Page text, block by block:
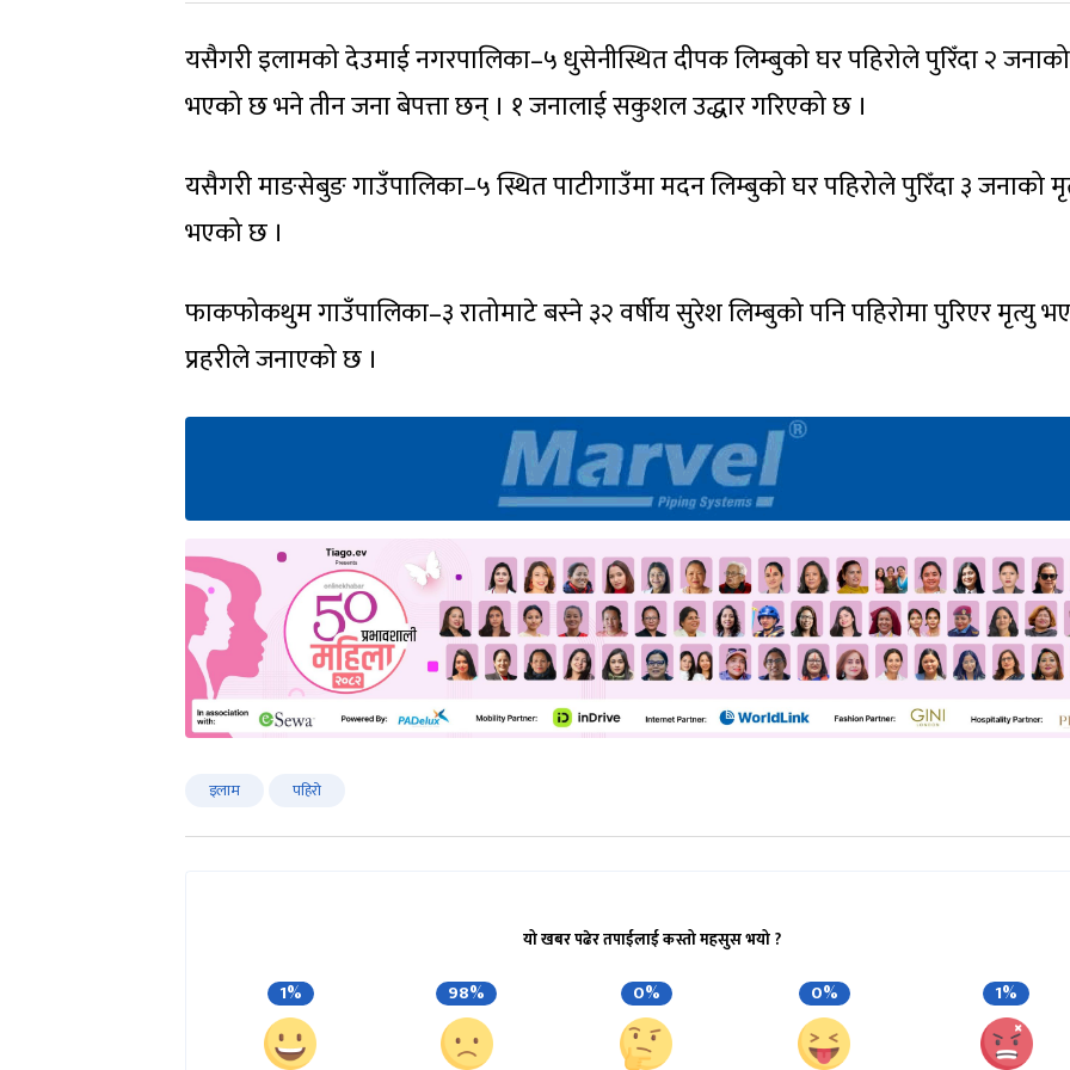
यसैगरी इलामको देउमाई नगरपालिका–५ धुसेनीस्थित दीपक लिम्बुको घर पहिरोले पुरिँदा २
भएको छ भने तीन जना बेपत्ता छन् । १ जनालाई सकुशल उद्धार गरिएको छ ।
यसैगरी माङसेबुङ गाउँपालिका–५ स्थित पाटीगाउँमा मदन लिम्बुको घर पहिरोले पुरिँदा ३ जनाको
भएको छ ।
फाकफोकथुम गाउँपालिका–३ रातोमाटे बस्ने ३२ वर्षीय सुरेश लिम्बुको पनि पहिरोमा पुरिएर मृत्यु
प्रहरीले जनाएको छ ।
इलाम पहिरो
यो खबर पढेर तपाईलाई कस्तो महसुस भयो ?
1% 98% 0% 0% 1%